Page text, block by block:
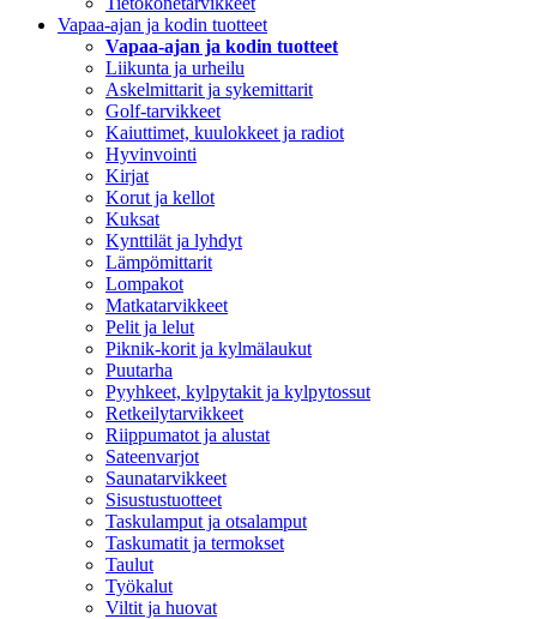
Vapaa-ajan ja kodin tuotteet
Vapaa-ajan ja kodin tuotteet
Liikunta ja urheilu
Askelmittarit ja sykemittarit
Golf-tarvikkeet
Kaiuttimet, kuulokkeet ja radiot
Hyvinvointi
Kirjat
Korut ja kellot
Kuksat
Kynttilät ja lyhdyt
Lämpömittarit
Lompakot
Matkatarvikkeet
Pelit ja lelut
Piknik-korit ja kylmälaukut
Puutarha
Pyyhkeet, kylpytakit ja kylpytossut
Retkeilytarvikkeet
Riippumatot ja alustat
Sateenvarjot
Saunatarvikkeet
Sisustustuotteet
Taskulamput ja otsalamput
Taskumatit ja termokset
Taulut
Työkalut
Viltit ja huovat